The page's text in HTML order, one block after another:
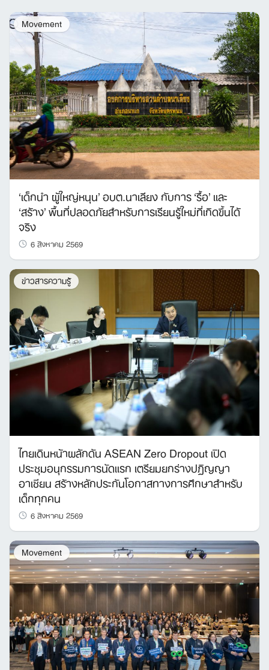
Movement
‘เด็กนำ ผู้ใหญ่หนุน’ อบต.นาเลียง กับการ ‘รื้อ’ และ
‘สร้าง’ พื้นที่ปลอดภัยสำหรับการเรียนรู้ใหม่ที่เกิดขึ้นได้
จริง
6 สิงหาคม 2569
ข่าวสารความรู้
ไทยเดินหน้าผลักดัน ASEAN Zero Dropout เปิด
ประชุมอนุกรรมการนัดแรก เตรียมยกร่างปฏิญญา
อาเซียน สร้างหลักประกันโอกาสทางการศึกษาสำหรับ
เด็กทุกคน
6 สิงหาคม 2569
Movement